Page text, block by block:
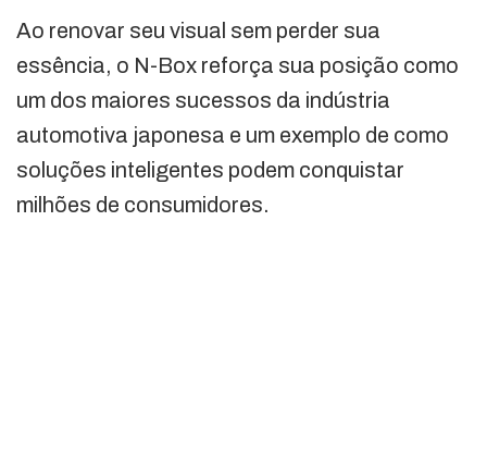
Ao renovar seu visual sem perder sua
essência, o N-Box reforça sua posição como
um dos maiores sucessos da indústria
automotiva japonesa e um exemplo de como
soluções inteligentes podem conquistar
milhões de consumidores.